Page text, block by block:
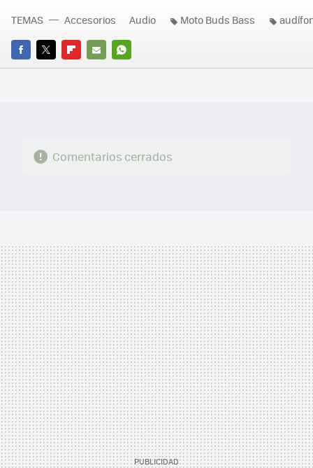
FACEBOOK
TWITTERFLIPBOARD
E-
WHATSAPP
TEMAS Accesorios Audio Moto Buds Bass
Comentarios cerrados